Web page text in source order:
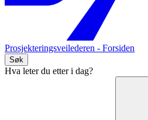
Prosjekteringsveilederen - Forsiden
Søk
Hva leter du etter i dag?